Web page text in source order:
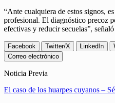
“Ante cualquiera de estos signos,
profesional. El diagnóstico precoz
efectivas y reducir secuelas”,
Facebook Twitter/X LinkedIn
Correo electrónico
Noticia Previa
El caso de los huarpes cuyanos –